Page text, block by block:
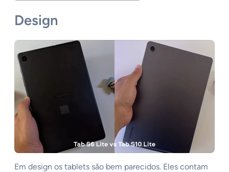
Design
Em design os tablets são bem parecidos. Eles contam